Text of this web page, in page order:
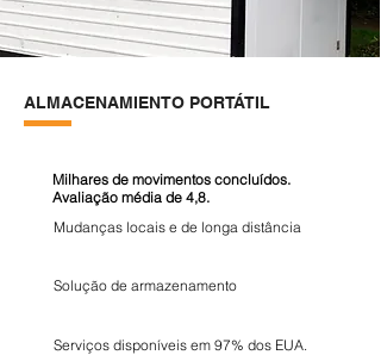
ALMACENAMIENTO PORTÁTIL
Milhares de movimentos concluídos.
Avaliação média de 4,8.
Mudanças locais e de longa distância
Solução de armazenamento
Serviços disponíveis em 97% dos EUA.